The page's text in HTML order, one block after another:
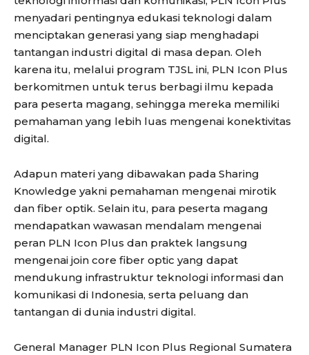
menyadari pentingnya edukasi teknologi dalam
menciptakan generasi yang siap menghadapi
tantangan industri digital di masa depan. Oleh
karena itu, melalui program TJSL ini, PLN Icon Plus
berkomitmen untuk terus berbagi ilmu kepada
para peserta magang, sehingga mereka memiliki
pemahaman yang lebih luas mengenai konektivitas
digital.
Adapun materi yang dibawakan pada Sharing
Knowledge yakni pemahaman mengenai mirotik
dan fiber optik. Selain itu, para peserta magang
mendapatkan wawasan mendalam mengenai
peran PLN Icon Plus dan praktek langsung
mengenai join core fiber optic yang dapat
mendukung infrastruktur teknologi informasi dan
komunikasi di Indonesia, serta peluang dan
tantangan di dunia industri digital.
General Manager PLN Icon Plus Regional Sumatera